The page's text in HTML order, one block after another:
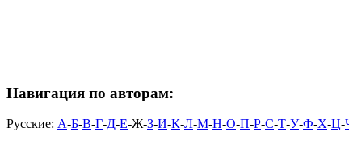
Навигация по авторам:
Русские: А-Б-В-Г-Д-Е-Ж-З-И-К-Л-М-Н-О-П-Р-С-Т-У-Ф-Х-Ц-